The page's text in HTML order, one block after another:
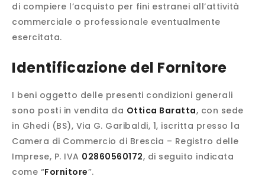
di compiere l’acquisto per fini estranei all’attività
commerciale o professionale eventualmente
esercitata.
Identificazione del Fornitore
I beni oggetto delle presenti condizioni generali
sono posti in vendita da Ottica Baratta, con sede
in Ghedi (BS), Via G. Garibaldi, 1, iscritta presso la
Camera di Commercio di Brescia – Registro delle
Imprese, P. IVA 02860560172, di seguito indicata
come “Fornitore”.